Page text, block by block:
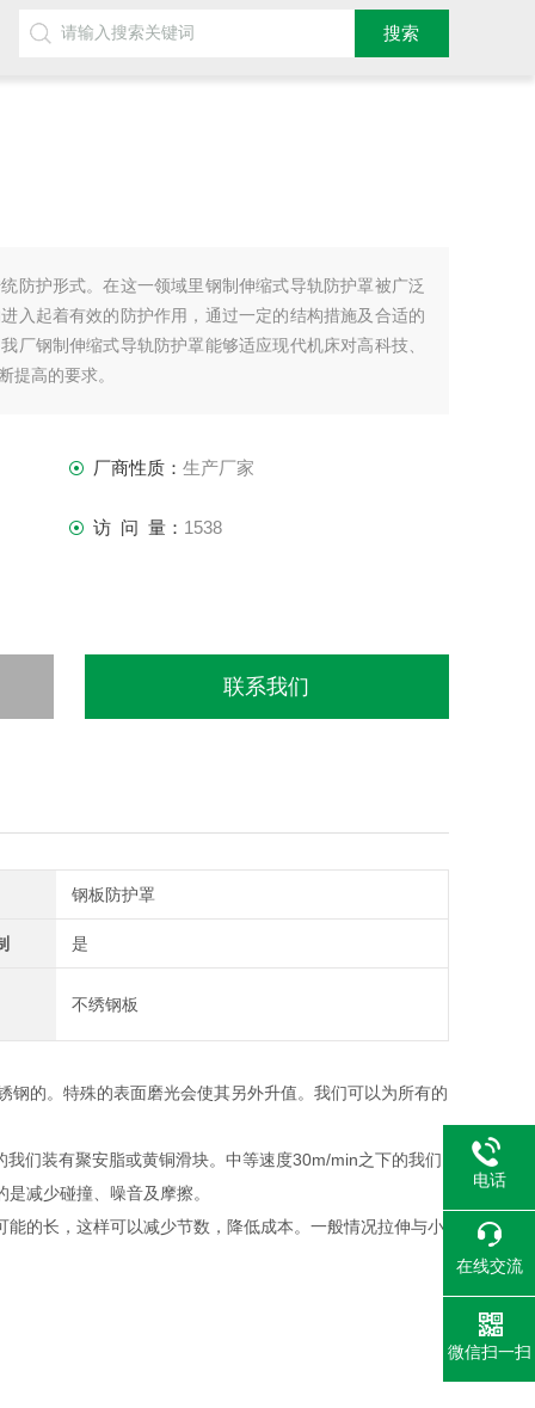
防护形式。在这一领域里钢制伸缩式导轨防护罩被广泛
入起着有效的防护作用，通过一定的结构措施及合适的
厂钢制伸缩式导轨防护罩能够适应现代机床对高科技、
提高的要求。
厂商性质： 生产厂家
访 问 量： 1538
联系我们
钢板防护罩
是
不绣钢板
的。特殊的表面磨光会使其另外升值。我们可以为所有的
们装有聚安脂或黄铜滑块。中等速度30m/min之下的我们
减少碰撞、噪音及摩擦。
的长，这样可以减少节数，降低成本。一般情况拉伸与小
电话
在线交流
微信扫一扫